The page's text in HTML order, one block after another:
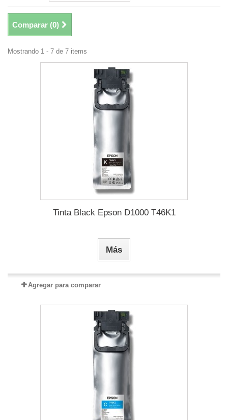
Comparar (0)
Mostrando 1 - 7 de 7 items
Tinta Black Epson D1000 T46K1
Más
Agregar para comparar